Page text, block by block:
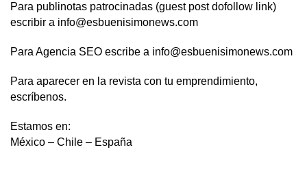
Para publinotas patrocinadas (guest post dofollow link)
escribir a info@esbuenisimonews.com
Para Agencia SEO escribe a info@esbuenisimonews.com
Para aparecer en la revista con tu emprendimiento,
escríbenos.
Estamos en:
México – Chile – España